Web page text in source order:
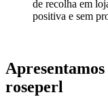
de recolha em
positiva e sem
roseperl